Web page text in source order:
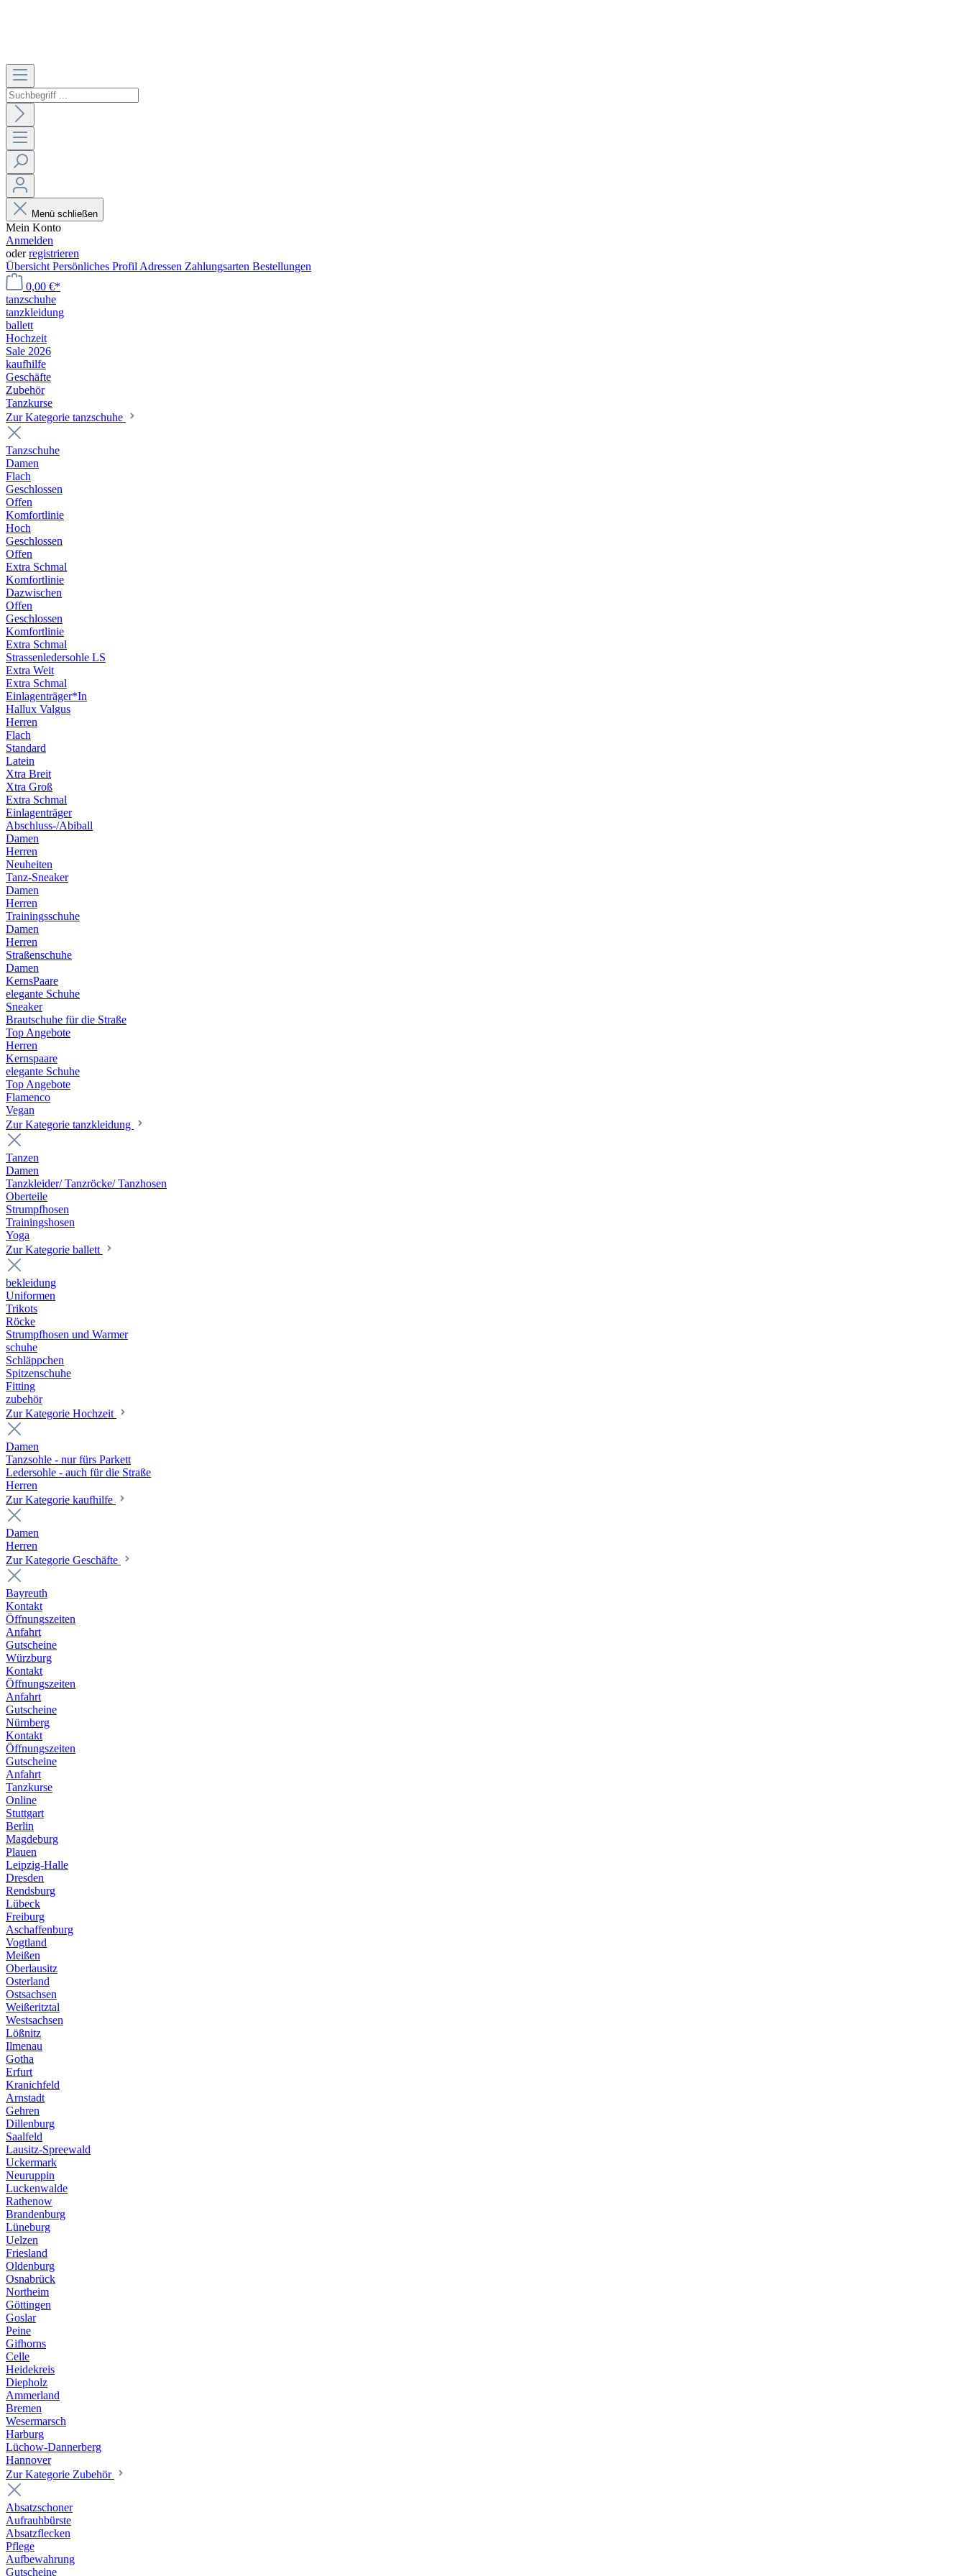
Menü schließen
Mein Konto
Anmelden
oderregistrieren
Übersicht Persönliches Profil Adressen Zahlungsarten Bestellungen
0,00 €*
tanzschuhe
tanzkleidung
ballett
Hochzeit
Sale 2026
kaufhilfe
Geschäfte
Zubehör
Tanzkurse
Zur Kategorie tanzschuhe
Tanzschuhe
Damen
Flach
Geschlossen
Offen
Komfortlinie
Hoch
Geschlossen
Offen
Extra Schmal
Komfortlinie
Dazwischen
Offen
Geschlossen
Komfortlinie
Extra Schmal
Strassenledersohle LS
Extra Weit
Extra Schmal
Einlagenträger*In
Hallux Valgus
Herren
Flach
Standard
Latein
Xtra Breit
Xtra Groß
Extra Schmal
Einlagenträger
Abschluss-/Abiball
Damen
Herren
Neuheiten
Tanz-Sneaker
Damen
Herren
Trainingsschuhe
Damen
Herren
Straßenschuhe
Damen
KernsPaare
elegante Schuhe
Sneaker
Brautschuhe für die Straße
Top Angebote
Herren
Kernspaare
elegante Schuhe
Top Angebote
Flamenco
Vegan
Zur Kategorie tanzkleidung
Tanzen
Damen
Tanzkleider/ Tanzröcke/ Tanzhosen
Oberteile
Strumpfhosen
Trainingshosen
Yoga
Zur Kategorie ballett
bekleidung
Uniformen
Trikots
Röcke
Strumpfhosen und Warmer
schuhe
Schläppchen
Spitzenschuhe
Fitting
zubehör
Zur Kategorie Hochzeit
Damen
Tanzsohle - nur fürs Parkett
Ledersohle - auch für die Straße
Herren
Zur Kategorie kaufhilfe
Damen
Herren
Zur Kategorie Geschäfte
Bayreuth
Kontakt
Öffnungszeiten
Anfahrt
Gutscheine
Würzburg
Kontakt
Öffnungszeiten
Anfahrt
Gutscheine
Nürnberg
Kontakt
Öffnungszeiten
Gutscheine
Anfahrt
Tanzkurse
Online
Stuttgart
Berlin
Magdeburg
Plauen
Leipzig-Halle
Dresden
Rendsburg
Lübeck
Freiburg
Aschaffenburg
Vogtland
Meißen
Oberlausitz
Osterland
Ostsachsen
Weißeritztal
Westsachsen
Lößnitz
Ilmenau
Gotha
Erfurt
Kranichfeld
Arnstadt
Gehren
Dillenburg
Saalfeld
Lausitz-Spreewald
Uckermark
Neuruppin
Luckenwalde
Rathenow
Brandenburg
Lüneburg
Uelzen
Friesland
Oldenburg
Osnabrück
Northeim
Göttingen
Goslar
Peine
Gifhorns
Celle
Heidekreis
Diepholz
Ammerland
Bremen
Wesermarsch
Harburg
Lüchow-Dannerberg
Hannover
Zur Kategorie Zubehör
Absatzschoner
Aufrauhbürste
Absatzflecken
Pflege
Aufbewahrung
Gutscheine